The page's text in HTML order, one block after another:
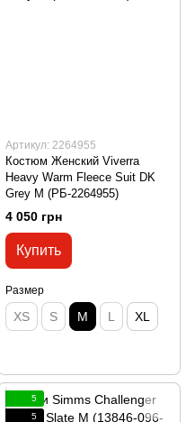
Артикул: 2264955
Костюм Женский Viverra
Heavy Warm Fleece Suit DK
Grey M (РБ-2264955)
4 050 грн
Купить
Размер
XS S M L XL
5
5